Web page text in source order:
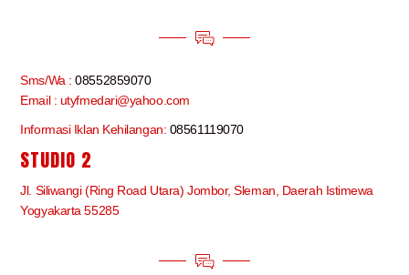
Sms/Wa :08552859070
Email : utyfmedari@yahoo.com
Informasi Iklan Kehilangan: 08561119070
STUDIO 2
Jl. Siliwangi (Ring Road Utara) Jombor, Sleman, Daerah Istimewa
Yogyakarta 55285